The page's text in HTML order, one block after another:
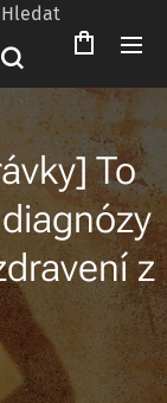
Hledat
To
z